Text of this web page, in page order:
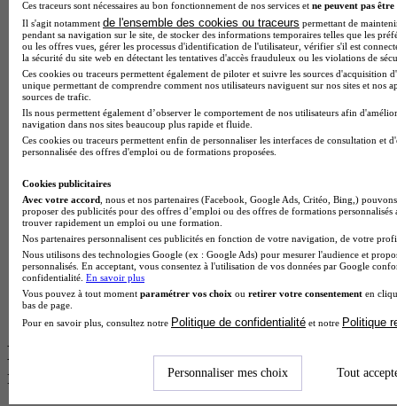
BTS Esf en alternance
BTS Dietetique en alternance
BTS Mco en alternance
BTS Pi en alternance
BTS Sp3s en alternance
Master CCA en alternance
BTS Ndrc en alternance
BTS Sam en alternance
Cap Fleuriste en alternance
BTS Sio en alternance
BTS Gpme en alternance
Cap Electricien en alternance
BTS Gpn en alternance
BTS Domotique en alternance
BAC Pro Agora en alternance
BTS Sta en alternance
BTS Iris en alternance
BTS Tpl en alternance
BTS Ati en alternance
Les diplômes par filière les plus
recherchés
Ces traceurs sont nécessaires au bon fonctionnement de nos services et ne peuvent pas être
Il s'agit notamment de l'ensemble des cookies ou traceurs permettant de
pendant sa navigation sur le site, de stocker des informations temporaires telles que les
ou les offres vues, gérer les processus d'identification de l'utilisateur, vérifier s'il est
la sécurité du site web en détectant les tentatives d'accès frauduleux ou les violations de
Ces cookies ou traceurs permettent également de piloter et suivre les sources d'acquisition
unique permettant de comprendre comment nos utilisateurs naviguent sur nos sites et nos
sources de trafic.
Ils nous permettent également d’observer le comportement de nos utilisateurs afin
navigation dans nos sites beaucoup plus rapide et fluide.
Ces cookies ou traceurs permettent enfin de personnaliser les interfaces de consultation et
personnalisée des offres d'emploi ou de formations proposées.
Cookies publicitaires
Avec votre accord , nous et nos partenaires (Facebook, Google Ads, Critéo, Bing,)
proposer des publicités pour des offres d’emploi ou des offres de formations
trouver rapidement un emploi ou une formation.
Nos partenaires personnalisent ces publicités en fonction de votre navigation, de votre
Nous utilisons des technologies Google (ex : Google Ads) pour mesurer l'audience et
personnalisés. En acceptant, vous consentez à l'utilisation de vos données par Google
confidentialité. En savoir plus
Vous pouvez à tout moment paramétrer vos choix ou retirer votre consentement en
bas de page.
Pour en savoir plus, consultez notre Politique de confidentialité et notre Politique
Personnaliser mes choix Tout